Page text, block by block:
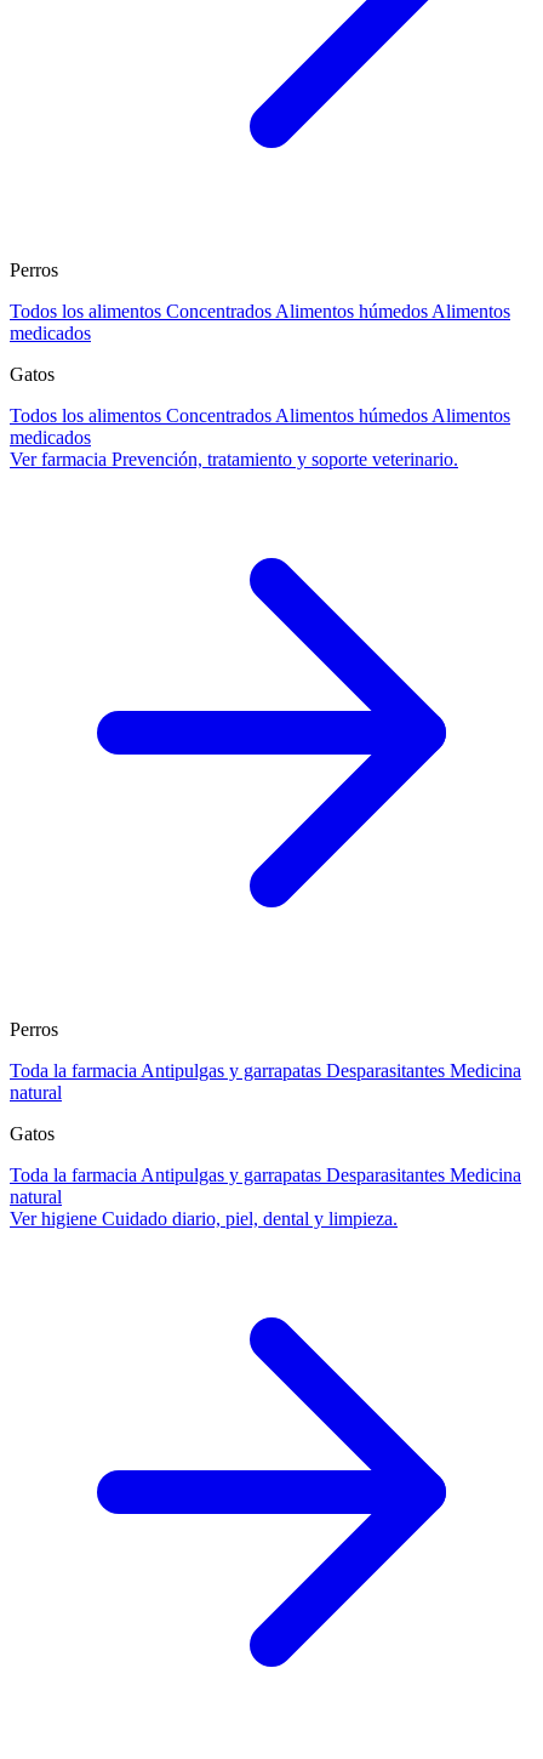
Perros
Todos los alimentos Concentrados Alimentos húmedos Alimentos
medicados
Gatos
Todos los alimentos Concentrados Alimentos húmedos Alimentos
medicados
Ver farmacia Prevención, tratamiento y soporte veterinario.
Perros
Toda la farmacia Antipulgas y garrapatas Desparasitantes Medicina
natural
Gatos
Toda la farmacia Antipulgas y garrapatas Desparasitantes Medicina
natural
Ver higiene Cuidado diario, piel, dental y limpieza.